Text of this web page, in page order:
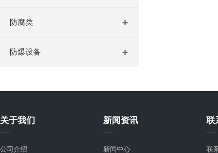
防腐类
防爆设备
关于我们
公司介绍
新闻资讯
新闻中心
联
联